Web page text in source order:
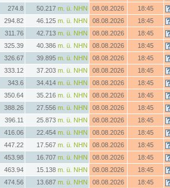
274.8 50.217 m. ü. NHN 08.08.2026 18:45
294.82 46.125 m. ü. NHN 08.08.2026 18:45
311.76 42.713 m. ü. NHN 08.08.2026 18:45
325.39 40.386 m. ü. NHN 08.08.2026 18:45
326.67 39.895 m. ü. NHN 08.08.2026 18:45
333.12 37.203 m. ü. NHN 08.08.2026 18:45
343.6 34.414 m. ü. NHN 08.08.2026 18:45
350.64 35.216 m. ü. NHN 08.08.2026 18:45
388.26 27.556 m. ü. NHN 08.08.2026 18:45
396.11 25.873 m. ü. NHN 08.08.2026 18:45
416.06 22.454 m. ü. NHN 08.08.2026 18:45
447.22 17.567 m. ü. NHN 08.08.2026 18:45
453.98 16.707 m. ü. NHN 08.08.2026 18:45
463.94 15.138 m. ü. NHN 08.08.2026 18:45
474.56 13.687 m. ü. NHN 08.08.2026 18:45